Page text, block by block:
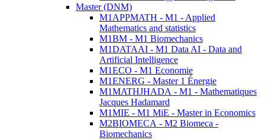
Master (DNM)
M1APPMATH - M1 - Applied
Mathematics and statistics
M1BM - M1 Biomechanics
M1DATAAI - M1 Data AI - Data and
Artificial Intelligence
M1ECO - M1 Economie
M1ENERG - Master 1 Énergie
M1MATHJHADA - M1 - Mathematiques
Jacques Hadamard
M1MIE - M1 MiE - Master in Economics
M2BIOMECA - M2 Biomeca -
Biomechanics